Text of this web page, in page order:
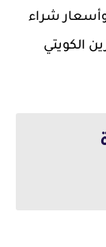
شراء
الكويتي